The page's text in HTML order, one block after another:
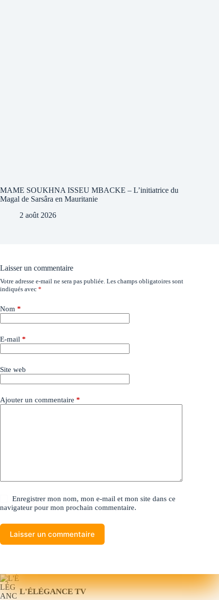
MAME SOUKHNA ISSEU MBACKE – L’initiatrice du
Magal de Sarsâra en Mauritanie
2 août 2026
Laisser un commentaire
Votre adresse e-mail ne sera pas publiée. Les champs obligatoires sont
indiqués avec *
Nom *
E-mail *
Site web
Ajouter un commentaire *
Enregistrer mon nom, mon e-mail et mon site dans ce
navigateur pour mon prochain commentaire.
Laisser un commentaire
L'ÉLÉGANCE TV